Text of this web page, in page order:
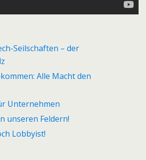
Seilschaften – der
Alle Macht den
Unternehmen
unseren Feldern!
Lobbyist!